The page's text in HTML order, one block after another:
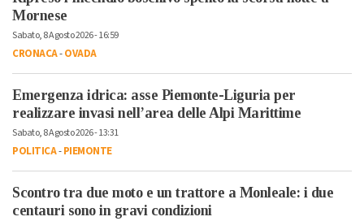
Mornese
Sabato, 8 Agosto 2026 - 16:59
CRONACA-OVADA
Emergenza idrica: asse Piemonte-Liguria per
realizzare invasi nell’area delle Alpi Marittime
Sabato, 8 Agosto 2026 - 13:31
POLITICA-PIEMONTE
Scontro tra due moto e un trattore a Monleale: i due
centauri sono in gravi condizioni